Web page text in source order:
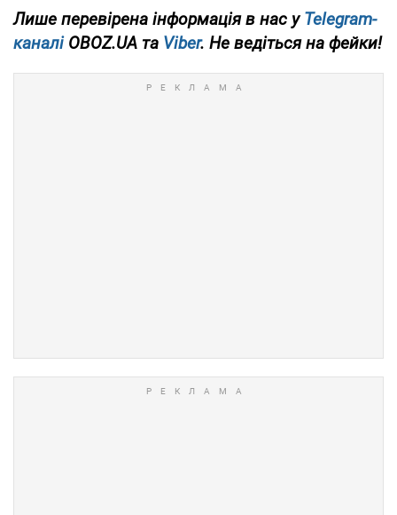
Лише перевірена інформація в нас уTelegram-
каналіOBOZ.UA та Viber. Не ведіться на фейки!